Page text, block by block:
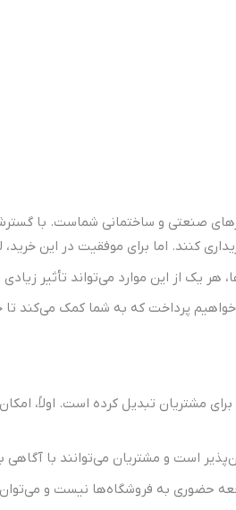
صنعتی و ساختمانی شماست. با
کنند. اما برای موفقیت در این
یک از این موارد می‌تواند تأثیر
خواهیم پرداخت که به شما کمک
برای مشتریان تبدیل کرده است. اولاً،
است و مشتریان می‌توانند با آگاهی
حضوری به فروشگاه‌ها نیست و